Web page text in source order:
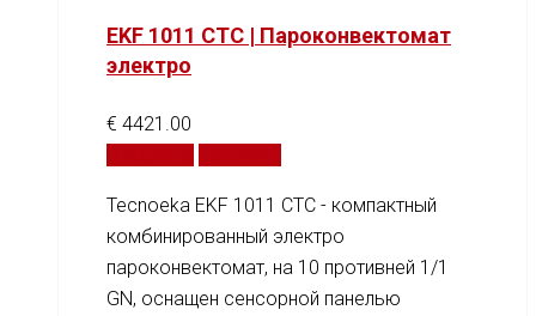
EKF 1011 CTC | Пароконвектомат
электро
€ 4421.00
Tecnoeka EKF 1011 CTC - компактный
комбинированный электро
пароконвектомат, на 10 противней 1/1
GN, оснащен сенсорной панелью